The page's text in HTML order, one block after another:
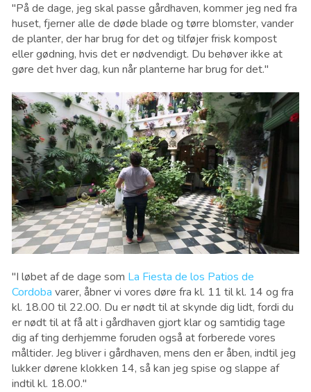
"På de dage, jeg skal passe gårdhaven, kommer jeg ned fra
huset, fjerner alle de døde blade og tørre blomster, vander
de planter, der har brug for det og tilføjer frisk kompost
eller gødning, hvis det er nødvendigt. Du behøver ikke at
gøre det hver dag, kun når planterne har brug for det."
"I løbet af de dage som La Fiesta de los Patios de
Cordoba varer, åbner vi vores døre fra kl. 11 til kl. 14 og fra
kl. 18.00 til 22.00. Du er nødt til at skynde dig lidt, fordi du
er nødt til at få alt i gårdhaven gjort klar og samtidig tage
dig af ting derhjemme foruden også at forberede vores
måltider. Jeg bliver i gårdhaven, mens den er åben, indtil jeg
lukker dørene klokken 14, så kan jeg spise og slappe af
indtil kl. 18.00."